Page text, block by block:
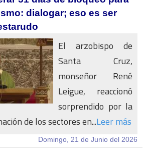
dialogar; eso es ser
El arzobispo de
Santa Cruz,
monseñor René
Leigue, reaccionó
sorprendido por la
de los sectores en...Leer más
Domingo, 21 de Junio del 2026